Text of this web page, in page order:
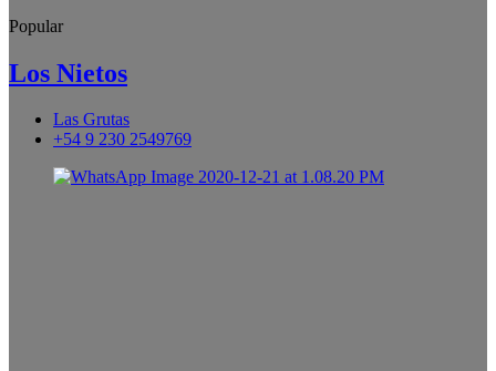
Popular
Los Nietos
Las Grutas
+54 9 230 2549769